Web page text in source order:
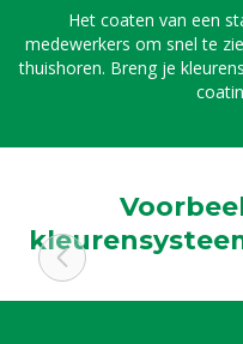
Het coaten van een
medewerkers om snel te
thuishoren. Breng je